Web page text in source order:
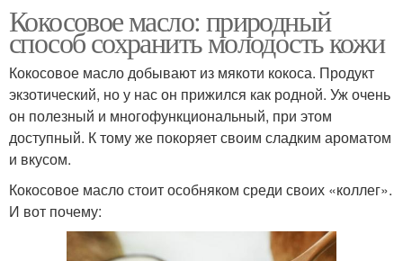
Кокосовое масло: природный
способ сохранить молодость кожи
Кокосовое масло добывают из мякоти кокоса. Продукт
экзотический, но у нас он прижился как родной. Уж очень
он полезный и многофункциональный, при этом
доступный. К тому же покоряет своим сладким ароматом
и вкусом.
Кокосовое масло стоит особняком среди своих «коллег».
И вот почему: